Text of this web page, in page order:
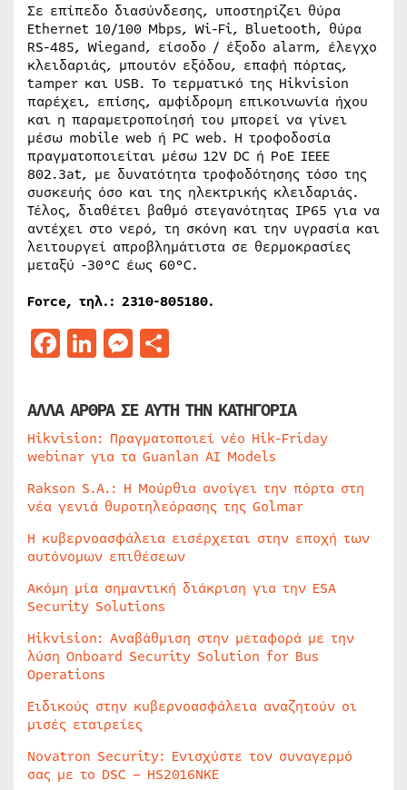
Σε επίπεδο διασύνδεσης, υποστηρίζει θύρα
Ethernet 10/100 Mbps, Wi-Fi, Bluetooth, θύρα
RS-485, Wiegand, είσοδο / έξοδο alarm, έλεγχο
κλειδαριάς, μπουτόν εξόδου, επαφή πόρτας,
tamper και USB. Το τερματικό της Hikvision
παρέχει, επίσης, αμφίδρομη επικοινωνία ήχου
και η παραμετροποίησή του μπορεί να γίνει
μέσω mobile web ή PC web. Η τροφοδοσία
πραγματοποιείται μέσω 12V DC ή PoE IEEE
802.3at, με δυνατότητα τροφοδότησης τόσο της
συσκευής όσο και της ηλεκτρικής κλειδαριάς.
Τέλος, διαθέτει βαθμό στεγανότητας IP65 για να
αντέχει στο νερό, τη σκόνη και την υγρασία και
λειτουργεί απροβλημάτιστα σε θερμοκρασίες
μεταξύ -30°C έως 60°C.
Force, τηλ.: 2310-805180.
Facebook
LinkedIn
Messenger
ΑΛΛΑ ΑΡΘΡΑ ΣΕ ΑΥΤΗ ΤΗΝ ΚΑΤΗΓΟΡΙΑ
Hikvision: Πραγματοποιεί νέο Hik-Friday
webinar για τα Guanlan AI Models
Rakson S.A.: Η Μούρθια ανοίγει την πόρτα στη
νέα γενιά θυροτηλεόρασης της Golmar
Η κυβερνοασφάλεια εισέρχεται στην εποχή των
αυτόνομων επιθέσεων
Ακόμη μία σημαντική διάκριση για την ESA
Security Solutions
Hikvision: Αναβάθμιση στην μεταφορά με την
λύση Onboard Security Solution for Bus
Operations
Ειδικούς στην κυβερνοασφάλεια αναζητούν οι
μισές εταιρείες
Novatron Security: Ενισχύστε τον συναγερμό
σας με το DSC – HS2016NKE